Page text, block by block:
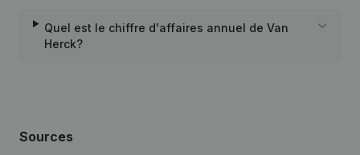
Quel est le chiffre d'affaires annuel de Van
Herck?
Sources